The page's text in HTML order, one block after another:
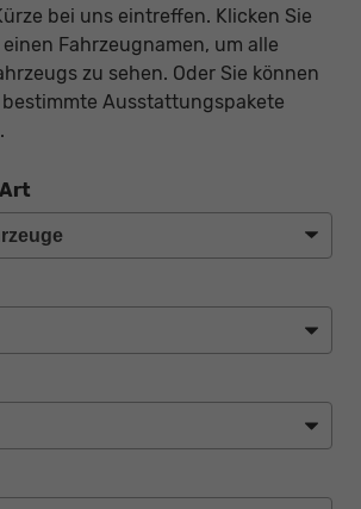
bei uns eintreffen. Klicken Sie
Fahrzeugnamen, um alle
zu sehen. Oder Sie können
Ausstattungspakete